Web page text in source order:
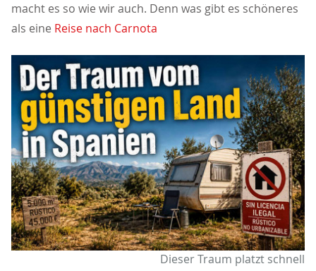
macht es so wie wir auch. Denn was gibt es schöneres
als eine Reise nach Carnota
Dieser Traum platzt schnell